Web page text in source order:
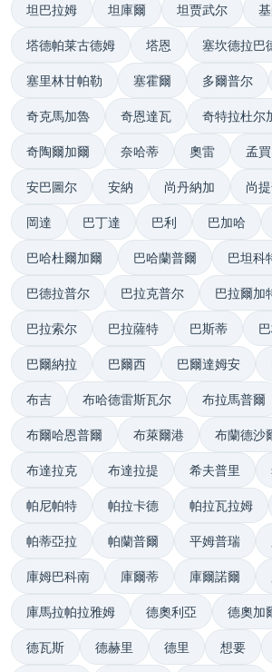
坦巴拉姆 坦庫爾 坦贾武尔
塔德帕莱古德姆 塔恩 塞坎德拉巴
塞里林甘帕勒 塞霍爾 多爾普尔
奇克馬加魯 奇恩達瓦 奇特拉杜尔
奇陶爾加爾 奈哈蒂 奧雷 孟買
安巴圖尔 安納 尚丹納加 尚
岡達 巴丁達 巴利 巴加哈
巴哈杜爾加爾 巴哈蘭普爾 巴坦科
巴德拉普尔 巴拉克普尔 巴拉爾加
巴拉索尔 巴拉薩特 巴斯蒂
巴爾納拉 巴爾西 巴爾達姆安
布吉 布哈德雷斯瓦尔 布拉馬普爾
布爾哈恩普爾 布萊爾港 布蘭德沙
布達拉克 布達拉提 希夫普里
帕尼帕特 帕拉卡德 帕拉瓦拉姆
帕蒂亞拉 帕蘭普爾 平姆普瑞
庫姆巴科南 庫爾蒂 庫爾諾爾
庫馬拉帕拉雅姆 德奧利亞 德奧加
德瓦斯 德赫里 德里 想要